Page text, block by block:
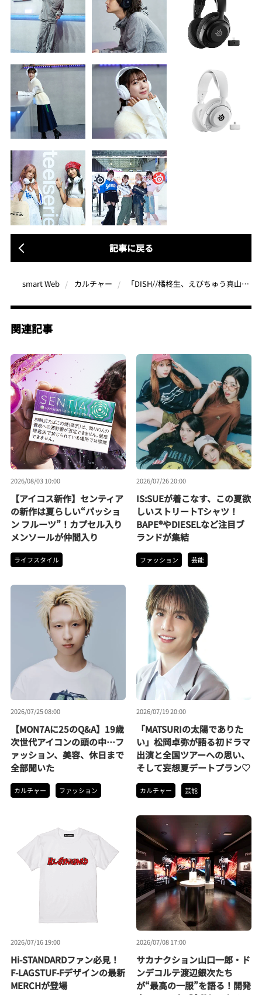
記事に戻る
smart Web カルチャー 「DISH//橘柊生、えびちゅう真山りかも登場！」東京ゲームショウ2024 ブースレポート【SteelSeriesの新作イヤフォンもお披露目！】
関連記事
2026/08/03 10:00
【アイコス新作】センティア
の新作は夏らしい“パッショ
ン フルーツ”！カプセル入り
メンソールが仲間入り
ライフスタイル
2026/07/26 20:00
IS:SUEが着こなす、この夏欲
しいストリートTシャツ！
BAPE®やDIESELなど注目ブ
ランドが集結
ファッション 芸能
2026/07/25 08:00
【MON7Aに25のQ&A】19歳
次世代アイコンの頭の中…フ
ァッション、美容、休日まで
全部聞いた
カルチャー ファッション
2026/07/19 20:00
「MATSURIの太陽でありた
い」松岡卓弥が語る初ドラマ
出演と全国ツアーへの思い、
そして妄想夏デートプラン♡
カルチャー 芸能
2026/07/16 19:00
Hi-STANDARDファン必見！
F-LAGSTUF-Fデザインの最新
MERCHが登場
2026/07/08 17:00
サカナクション山口一郎・ド
ンデコルテ渡辺銀次たち
が“最高の一服”を語る！開発